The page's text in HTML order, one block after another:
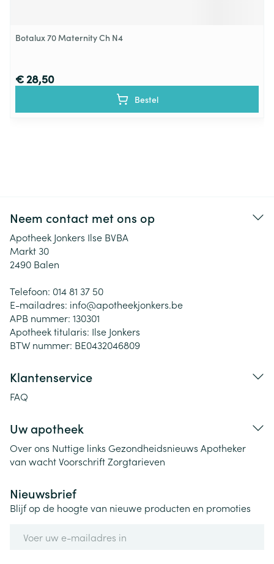
Botalux 70 Maternity Ch N4
€ 28,50
Bestel
Neem contact met ons op
Apotheek Jonkers Ilse BVBA
Markt 30
2490 Balen
Telefoon: 014 81 37 50
E-mailadres: info@apotheekjonkers.be
APB nummer: 130301
Apotheek titularis: Ilse Jonkers
BTW nummer: BE0432046809
Klantenservice
FAQ
Uw apotheek
Over ons Nuttige links Gezondheidsnieuws Apotheker
van wachtVoorschriftZorgtarieven
Nieuwsbrief
Blijf op de hoogte van nieuwe producten en promoties